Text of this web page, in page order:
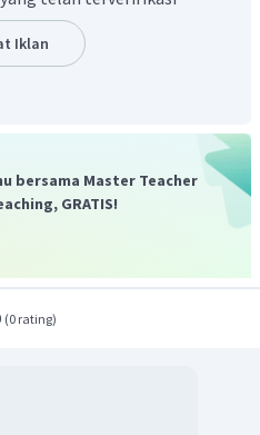
2.059.923 ton,
sebanyak 1.438.559 ton,
1.125.899 ton.
Iklan
bersama Master Teacher
GRATIS!
(0 rating)